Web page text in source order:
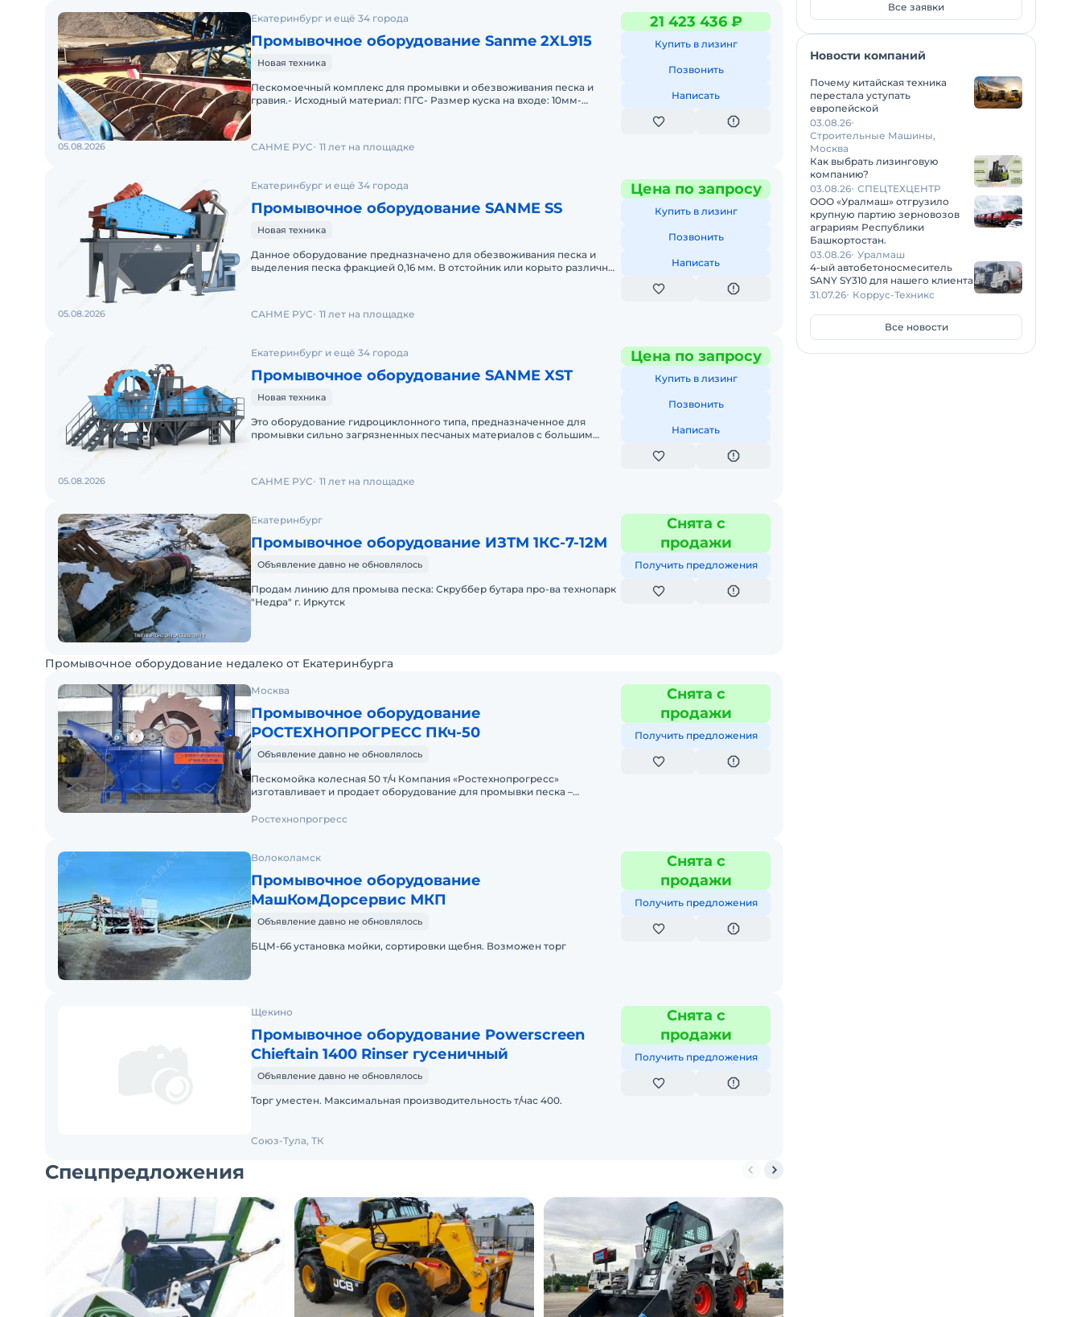
Екатеринбург и ещё 34 города
Промывочное оборудование Sanme 2XL915
Новая техника
Пескомоечный комплекс для промывки и обезвоживания песка и
гравия.- Исходный материал: ПГС- Размер куска на входе: 10мм-
21 423 436 ₽
Купить в лизинг
Позвонить
Написать
05.08.2026 САНМЕ РУС 11 лет на площадке
Екатеринбург и ещё 34 города
Промывочное оборудование SANME SS
Новая техника
Данное оборудование предназначено для обезвоживания песка и
выделения песка фракцией 0,16 мм. В отстойник или корыто различных
Цена по запросу
Купить в лизинг
Позвонить
Написать
05.08.2026 САНМЕ РУС 11 лет на площадке
Екатеринбург и ещё 34 города
Промывочное оборудование SANME XST
Новая техника
Это оборудование гидроциклонного типа, предназначенное для
промывки сильно загрязненных песчаных материалов с большим
Цена по запросу
Купить в лизинг
Позвонить
Написать
05.08.2026 САНМЕ РУС 11 лет на площадке
Екатеринбург
Промывочное оборудование ИЗТМ 1КС-7-12М
Объявление давно не обновлялось
Продам линию для промыва песка: Скруббер бутара про-ва технопарк
"Недра" г. Иркутск
Снята с
продажи
Получить предложения
Промывочное оборудование недалеко от Екатеринбурга
Москва
Промывочное оборудование
РОСТЕХНОПРОГРЕСС ПКч-50
Объявление давно не обновлялось
Пескомойка колесная 50 т/ч Компания «Ростехнопрогресс»
изготавливает и продает оборудование для промывки песка –
Снята с
продажи
Получить предложения
Ростехнопрогресс
Волоколамск
Промывочное оборудование
МашКомДорсервис МКП
Объявление давно не обновлялось
БЦМ-66 установка мойки, сортировки щебня. Возможен торг
Снята с
продажи
Получить предложения
Щекино
Промывочное оборудование Powerscreen
Chieftain 1400 Rinser гусеничный
Объявление давно не обновлялось
Торг уместен. Максимальная производительность т/час 400.
Снята с
продажи
Получить предложения
Союз-Тула, ТК
Спецпредложения
Все заявки
Новости компаний
Почему китайская техника
перестала уступать
европейской
03.08.26
Строительные Машины,
Москва
Как выбрать лизинговую
компанию?
03.08.26 СПЕЦТЕХЦЕНТР
ООО «Уралмаш» отгрузило
крупную партию зерновозов
аграриям Республики
Башкортостан.
03.08.26 Уралмаш
4-ый автобетоносмеситель
SANY SY310 для нашего клиента
31.07.26 Коррус-Техникс
Все новости